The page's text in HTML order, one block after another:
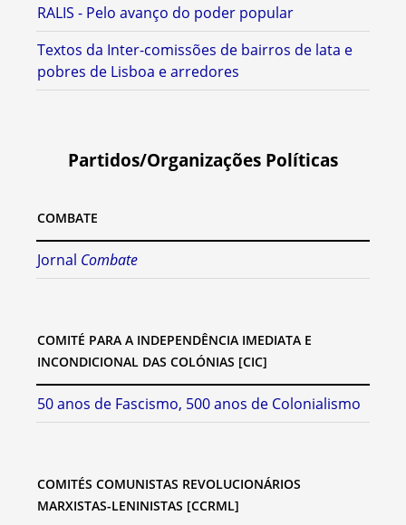
RALIS - Pelo avanço do poder popular
Textos da Inter-comissões de bairros de lata e
pobres de Lisboa e arredores
Partidos/Organizações Políticas
COMBATE
Jornal Combate
COMITÉ PARA A INDEPENDÊNCIA IMEDIATA E
INCONDICIONAL DAS COLÓNIAS [CIC]
50 anos de Fascismo, 500 anos de Colonialismo
COMITÉS COMUNISTAS REVOLUCIONÁRIOS
MARXISTAS-LENINISTAS [CCRML]